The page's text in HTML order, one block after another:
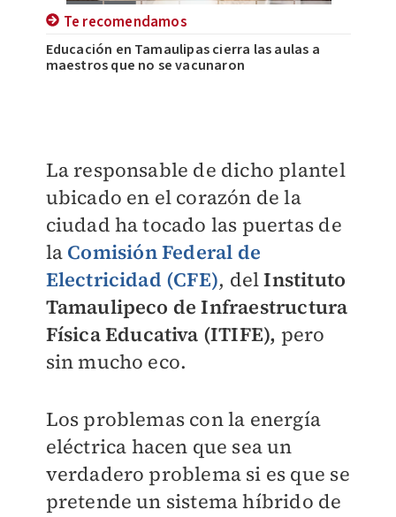
Te recomendamos
Educación en Tamaulipas cierra las aulas a
maestros que no se vacunaron
La responsable de dicho plantel
ubicado en el corazón de la
ciudad ha tocado las puertas de
la Comisión Federal de
Electricidad (CFE), delInstituto
Tamaulipeco de Infraestructura
Física Educativa (ITIFE), pero
sin mucho eco.
Los problemas con la energía
eléctrica hacen que sea un
verdadero problema si es que se
pretende un sistema híbrido de